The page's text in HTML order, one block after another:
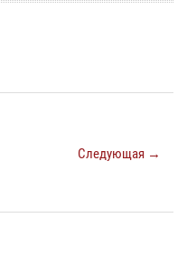
Следующая →